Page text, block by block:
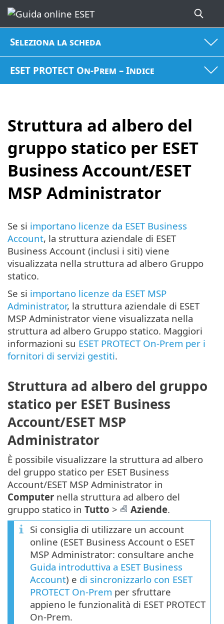
Seleziona la scheda
ESET PROTECT On-Prem – Indice
Struttura ad albero del
gruppo statico per ESET
Business Account/ESET
MSP Administrator
Se si importano licenze da ESET Business
Account, la struttura aziendale di ESET
Business Account (inclusi i siti) viene
visualizzata nella struttura ad albero Gruppo
statico.
Se si importano licenze da ESET MSP
Administrator, la struttura aziendale di ESET
MSP Administrator viene visualizzata nella
struttura ad albero Gruppo statico. Maggiori
informazioni su ESET PROTECT On-Prem per i
fornitori di servizi gestiti.
Struttura ad albero del gruppo
statico per ESET Business
Account/ESET MSP
Administrator
È possibile visualizzare la struttura ad albero
del gruppo statico per ESET Business
Account/ESET MSP Administrator in
Computer nella struttura ad albero del
gruppo statico in Tutto > Aziende.
Si consiglia di utilizzare un account
online (ESET Business Account o ESET
MSP Administrator: consultare anche
Guida introduttiva a ESET Business
Account) e di sincronizzarlo con ESET
PROTECT On-Prem per sfruttare
appieno le funzionalità di ESET PROTECT
On-Prem.